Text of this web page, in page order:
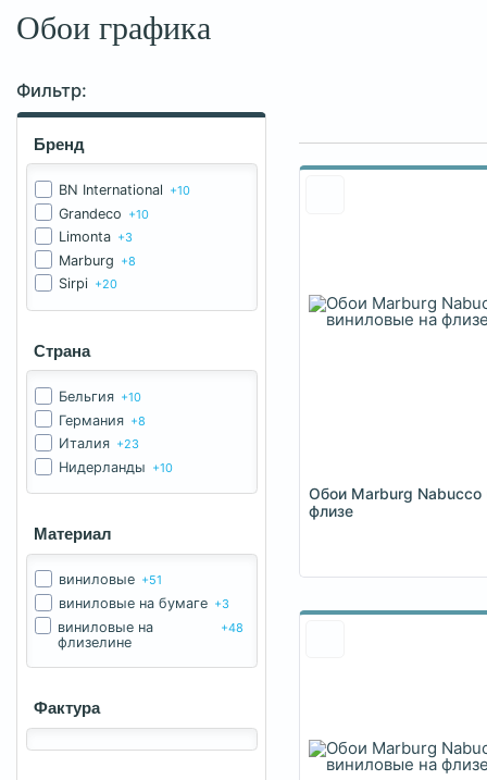
Обои графика
Фильтр:
Бренд
BN International +10
Grandeco +10
Limonta +3
Marburg +8
Sirpi +20
Страна
Бельгия +10
Германия +8
Италия +23
Нидерланды +10
Материал
виниловые +51
виниловые на бумаге +3
виниловые на
флизелине
+48
Фактура
Обои Marburg
флизе